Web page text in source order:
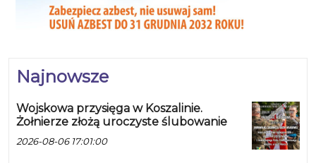
Najnowsze
Wojskowa przysięga w Koszalinie.
Żołnierze złożą uroczyste ślubowanie
2026-08-06 17:01:00